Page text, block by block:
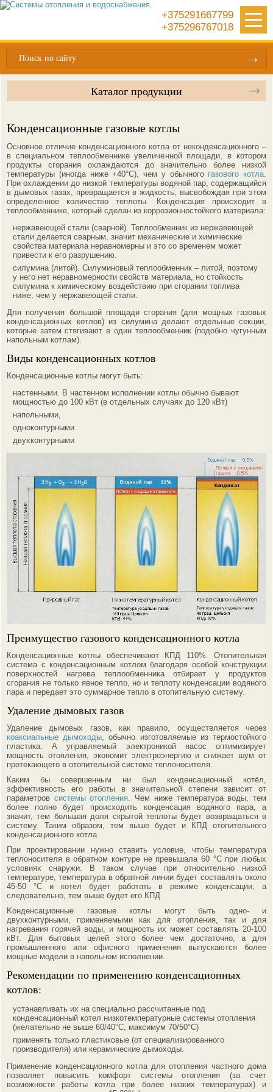
Поиск по сайту
Каталог продукции
Конденсационные газовые котлы
Основное отличие конденсационного котла от неконденсационного –
в специальном теплообменнике увеличенной площади, в котором
продукты сгорания охлаждаются до значительно более низкой
температуры (иногда ниже +40°С), чем у обычного газового котла.
При охлаждении до низкой температуры водяной пар, содержащийся
в дымовых газах, превращается в жидкость, высвобождая при этом
определенное количество теплоты. Конденсация происходит в
теплообменнике, который сделан из коррозионностойкого материала:
нержавеющей стали (сварной). Теплообменник из нержавеющей
стали делается сварным, значит механические и химические
свойства материала неравномерны и это со временем может
привести к его разрушению.
силумина (литой). Силуминовый теплообменник – литой, поэтому
у него нет неравномерности свойств материала, но стойкость
силумина к химическому воздействию при сгорании топлива
ниже, чем у нержавеющей стали.
Для получения большой площади сгорания (для мощных газовых
конденсационных котлов) из силумина делают отдельные секции,
которые затем стягивают в один теплообменник (подобно чугунным
напольным котлам).
Виды конденсационных котлов
Конденсационные котлы могут быть:
настенными. В настенном исполнении котлы обычно бывают
мощностью до 100 кВт (в отдельных случаях до 120 кВт)
напольными,
одноконтурными
двухконтурными
Преимущество газового конденсационного котла
Конденсационные котлы обеспечивают КПД 110%. Отопительная
система с конденсационным котлом благодаря особой конструкции
поверхностей нагрева теплообменника отбирает у продуктов
сгорания не только явное тепло, но и теплоту конденсации водяного
пара и передает это суммарное тепло в отопительную систему.
Удаление дымовых газов
Удаление дымовых газов, как правило, осуществляется через
коаксиальные дымоходы , обычно изготовляемые из термостойкого
пластика. А управляемый электроникой насос оптимизирует
мощность отопления, экономит электроэнергию и снижает шум от
протекающего в отопительной системе теплоносителя.
Каким бы совершенным ни был конденсационный котёл,
эффективность его работы в значительной степени зависит от
параметров системы отопления . Чем ниже температура воды, тем
более полно будет происходить конденсация водяного пара, а
значит, тем большая доля скрытой теплоты будет возвращаться в
систему. Таким образом, тем выше будет и КПД отопительного
конденсационного котла.
При проектировании нужно ставить условие, чтобы температура
теплоносителя в обратном контуре не превышала 60 °С при любых
условиях снаружи. В таком случае при относительно низкой
температуре, температура в обратной линии будет составлять около
45-50 °С и котел будет работать в режиме конденсации, а
следовательно, тем выше будет его КПД
Kонденсационные газовые котлы могут быть одно- и
двухконтурными, применяемыми как для отопления, так и для
нагревания горячей воды, и мощность их может составлять 20-100
кВт. Для бытовых целей этого более чем достаточно, а для
промышленного или офисного применения выпускаются более
мощные модели в напольном исполнении.
Рекомендации по применению конденсационных
котлов:
устанавливать их на специально рассчитанные под
конденсационный котел низкотемпературные системы отопления
(желательно не выше 60/40°С, максимум 70/50°С)
применять только пластиковые (от специализированного
производителя) или керамические дымоходы.
Применение конденсационного котла для отопления частного дома
позволяет повысить комфорт системы отопления (за счет
возможности работы котла при более низких температурах) и
+375291667799
+375296767018